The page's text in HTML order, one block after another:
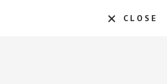
CLOSE